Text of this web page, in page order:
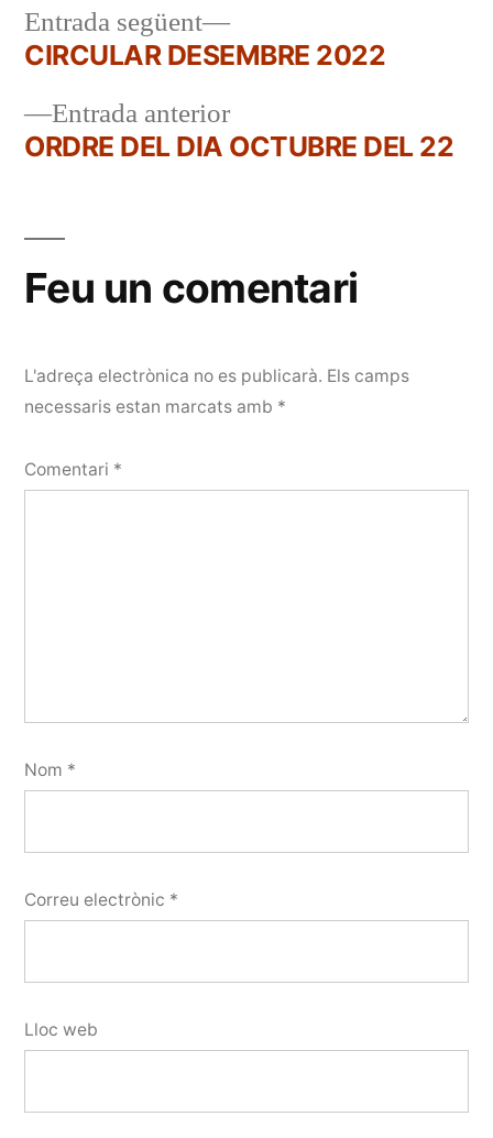
Navegació
d'entrades
Entrada anteriorEntrada
anterior:
ORDRE DEL DIA OCTUBRE DEL 22
Entrada següent
Entrada
següent:
CIRCULAR DESEMBRE 2022
Feu un comentari
L'adreça electrònica no es publicarà. Els camps
necessaris estan marcats amb *
Comentari *
Nom *
Correu electrònic *
Lloc web